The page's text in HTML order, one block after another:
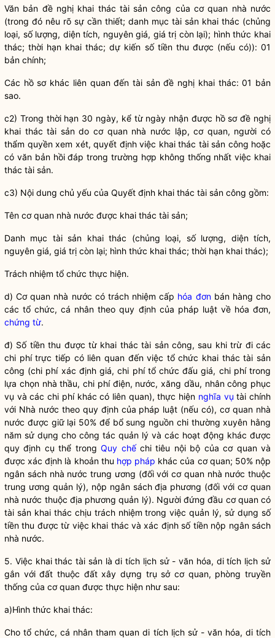
Văn bản đề nghị khai thác tài sản công của cơ quan nhà nước
(trong đó nêu rõ sự cần thiết; danh mục tài sản khai thác (chủng
loại, số lượng, diện tích, nguyên giá, giá trị còn lại); hình thức khai
thác; thời hạn khai thác; dự kiến số tiền thu được (nếu có)): 01
bản chính;
Các hồ sơ khác liên quan đến tài sản đề nghị khai thác: 01 bản
sao.
c2) Trong thời hạn 30 ngày, kể từ ngày nhận được hồ sơ đề nghị
khai thác tài sản do cơ quan nhà nước lập, cơ quan, người có
thẩm quyềnxem xét, quyết định việc khai thác tài sản công hoặc
có văn bản hồi đáp trong trường hợp không thống nhất việc khai
thác tài sản.
c3) Nội dung chủ yếu của Quyết định khai thác tài sản công gồm:
Tên cơ quan nhà nước được khai thác tài sản;
Danh mục tài sản khai thác (chủng loại, số lượng, diện tích,
nguyên giá, giá trị còn lại; hình thức khai thác; thời hạn khai thác);
Trách nhiệm tổ chức thực hiện.
d) Cơ quan nhà nước có trách nhiệm cấp hóa đơnbán hàng cho
các tổ chức, cá nhân theo quy định của pháp luậtvề hóa đơn,
chứng từ.
đ) Số tiền thu được từ khai tháctài sản công, sau khi trừ đi các
chi phítrực tiếp có liên quan đến việc tổ chức khai tháctài sản
công (chi phíxác định giá,chi phítổ chức đấu giá, chi phítrong
lựa chọn nhà thầu, chi phíđiện, nước, xăng dầu, nhân công phục
vụ và cácchi phíkhác có liên quan), thực hiện nghĩa vụ tài chính
với Nhà nước theo quy định của pháp luật (nếu có), cơ quan nhà
nước được giữ lại 50% để bổ sung nguồn chi thường xuyên hằng
năm sử dụng cho công tác quản lý và các hoạt động khác được
quy định cụ thể trongQuy chếchi tiêu nội bộ của cơ quan và
được xác định là khoản thu hợp pháp khác của cơ quan; 50% nộp
ngân sách nhà nước trung ương (đối với cơ quan nhà nước thuộc
trung ương quản lý), nộp ngân sách địa phương (đối với cơ quan
nhà nước thuộc địa phương quản lý). Người đứng đầu cơ quan có
tài sản khai thác chịu trách nhiệm trong việc quản lý, sử dụng số
tiền thu được từ việc khai thác và xác định số tiền nộp ngân sách
nhà nước.
5. Việc khai thác tài sản là di tích lịch sử - văn hóa, di tích lịch sử
gắn với đất thuộc đất xây dựng trụ sở cơ quan, phòng truyền
thống của cơ quan được thực hiện như sau:
a)Hình thức khai thác:
Cho tổ chức, cá nhân tham quan di tích lịch sử - văn hóa, di tích